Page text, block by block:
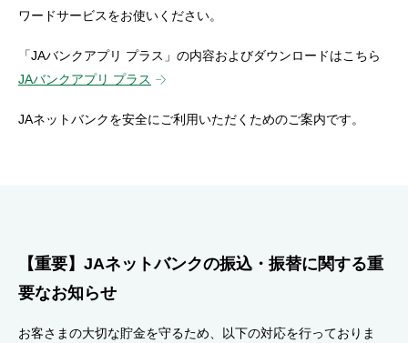
困った時は
ワードサービスをお使いください。
「JAバンクアプリ プラス」の内容およびダウンロードはこちら
JAバンクアプリ プラス
JAネットバンクを安全にご利用いただくためのご案内です。
【重要】JAネットバンクの振込・振替に関する重
要なお知らせ
お客さまの大切な貯金を守るため、以下の対応を行っておりま